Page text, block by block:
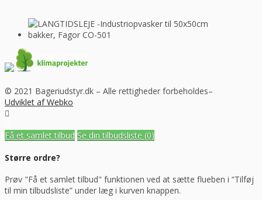
© 2021 Bageriudstyr.dk – Alle rettigheder forbeholdes–
Udviklet af Webko
Få et samlet tilbud Se din tilbudsliste (0)
Større ordre?
Prøv "Få et samlet tilbud" funktionen ved at sætte flueben i “Tilføj
til min tilbudsliste” under læg i kurven knappen.